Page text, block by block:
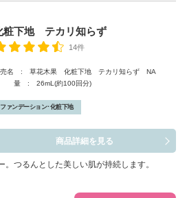
粧下地 テカリ知らず
14件
売名 : 草花木果 化粧下地 テカリ知らず NA
量 : 26mL(約100回分)
ファンデーション･化粧下地
商品詳細を見る
つるんとした美しい肌が持続します。